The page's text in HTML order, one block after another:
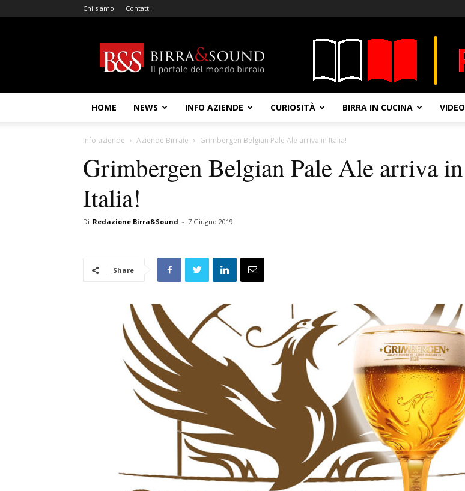
Chi siamo Contatti
&
Sound
HOME NEWS INFO AZIENDE CURIOSITÀ BIRRA IN CUCINA VIDEO
Info aziende Aziende Birraie Grimbergen Belgian Pale Ale arriva in Italia!
Grimbergen Belgian Pale Ale arriva in
Italia!
Di Redazione Birra&Sound - 7 Giugno 2019
Share